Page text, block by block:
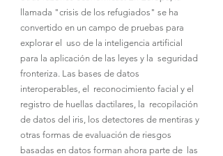
llamada "crisis de los refugiados" se ha
convertido en un campo de pruebas para
explorar el  uso de la inteligencia artificial
para la aplicación de las leyes y la  seguridad
fronteriza. Las bases de datos
interoperables, el  reconocimiento facial y el
registro de huellas dactilares, la  recopilación
de datos del iris, los detectores de mentiras y
otras formas de evaluación de riesgos
basadas en datos forman ahora parte de  las